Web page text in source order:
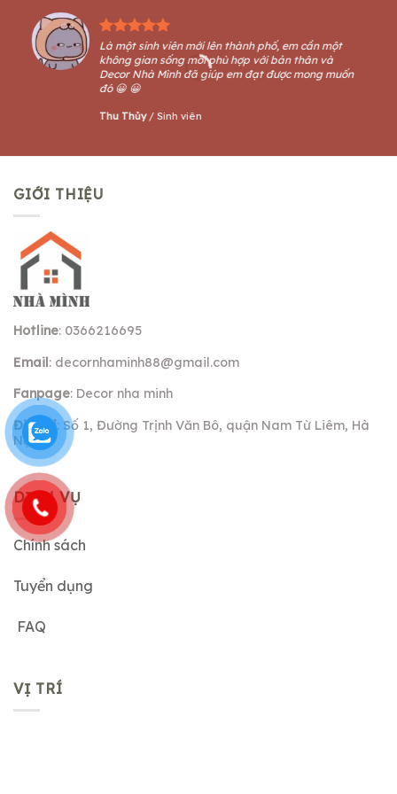
Là một sinh viên mới lên thành phố, em cần một
không gian sống mới phù hợp với bản thân và
Decor Nhà Mình đã giúp em đạt được mong muốn
đó 😀 😀
Thu Thủy / Sinh viên
GIỚI THIỆU
Hotline: 0366216695
Email: decornhaminh88@gmail.com
Fanpage: Decor nha minh
Địa chỉ: Số 1, Đường Trịnh Văn Bô, quận Nam Từ Liêm, Hà
Nội.
DỊCH VỤ
Chính sách
Tuyển dụng
FAQ
VỊ TRÍ